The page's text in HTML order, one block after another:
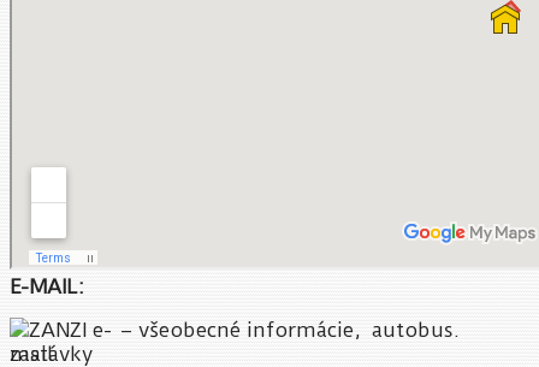
E-MAIL:
– všeobecné informácie, autobus.
zastávky